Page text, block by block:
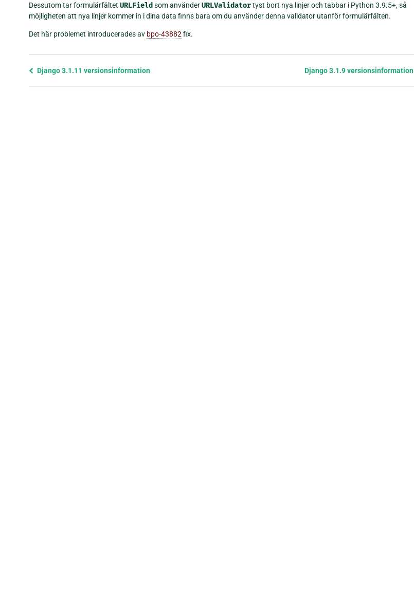
Dessutom tar formulärfältet URLField som använderURLValidatortyst bort nya linjer och tabbar i Python 3.9.5+, så
möjligheten att nya linjer kommer in i dina data finns bara om du använder denna validator utanför formulärfälten.
Det här problemet introducerades av bpo-43882 fix.
Föregående
Django 3.1.11 versionsinformation Django 3.1.9 versionsinformation